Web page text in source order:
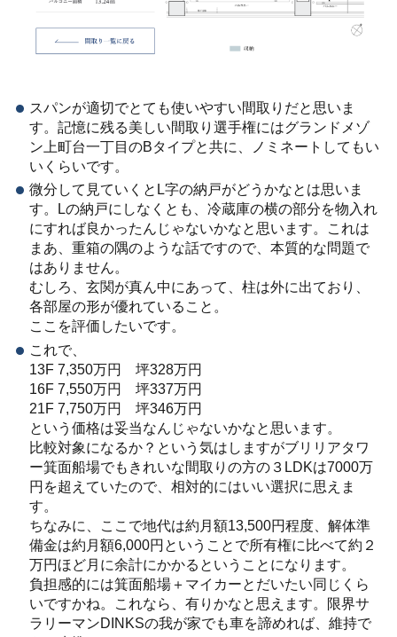
スパンが適切でとても使いやすい間取りだと思いま
す。記憶に残る美しい間取り選手権にはグランドメゾ
ン上町台一丁目のBタイプと共に、ノミネートしてもい
いくらいです。
微分して見ていくとL字の納戸がどうかなとは思いま
す。Lの納戸にしなくとも、冷蔵庫の横の部分を物入れ
にすれば良かったんじゃないかなと思います。これは
まあ、重箱の隅のような話ですので、本質的な問題で
はありません。
むしろ、玄関が真ん中にあって、柱は外に出ており、
各部屋の形が優れていること。
ここを評価したいです。
これで、
13F 7,350万円 坪328万円
16F 7,550万円 坪337万円
21F 7,750万円 坪346万円
という価格は妥当なんじゃないかなと思います。
比較対象になるか？という気はしますがブリリアタワ
ー箕面船場でもきれいな間取りの方の３LDKは7000万
円を超えていたので、相対的にはいい選択に思えま
す。
ちなみに、ここで地代は約月額13,500円程度、解体準
備金は約月額6,000円ということで所有権に比べて約２
万円ほど月に余計にかかるということになります。
負担感的には箕面船場＋マイカーとだいたい同じくら
いですかね。これなら、有りかなと思えます。限界サ
ラリーマンDINKSの我が家でも車を諦めれば、維持で